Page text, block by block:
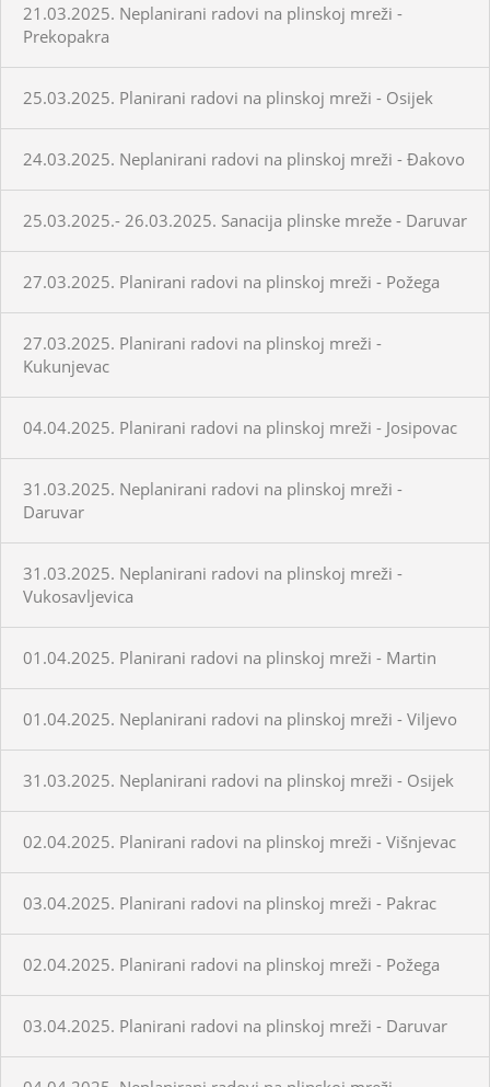
21.03.2025. Neplanirani radovi na plinskoj mreži -
Prekopakra
25.03.2025. Planirani radovi na plinskoj mreži - Osijek
24.03.2025. Neplanirani radovi na plinskoj mreži - Đakovo
25.03.2025.- 26.03.2025. Sanacija plinske mreže - Daruvar
27.03.2025. Planirani radovi na plinskoj mreži - Požega
27.03.2025. Planirani radovi na plinskoj mreži -
Kukunjevac
04.04.2025. Planirani radovi na plinskoj mreži - Josipovac
31.03.2025. Neplanirani radovi na plinskoj mreži -
Daruvar
31.03.2025. Neplanirani radovi na plinskoj mreži -
Vukosavljevica
01.04.2025. Planirani radovi na plinskoj mreži - Martin
01.04.2025. Neplanirani radovi na plinskoj mreži - Viljevo
31.03.2025. Neplanirani radovi na plinskoj mreži - Osijek
02.04.2025. Planirani radovi na plinskoj mreži - Višnjevac
03.04.2025. Planirani radovi na plinskoj mreži - Pakrac
02.04.2025. Planirani radovi na plinskoj mreži - Požega
03.04.2025. Planirani radovi na plinskoj mreži - Daruvar